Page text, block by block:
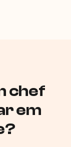
chef
em